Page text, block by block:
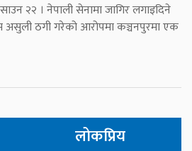
२२ । नेपाली सेनामा जागिर लगाइदिने
असुली ठगी गरेको आरोपमा कञ्चनपुरमा एक
लोकप्रिय